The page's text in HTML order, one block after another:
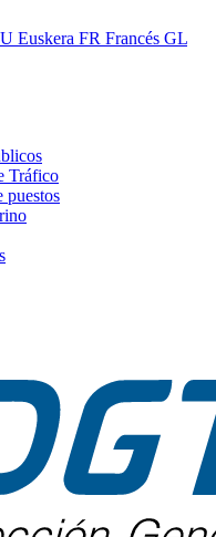
Euskera FR Francés GL
Tráfico
puestos